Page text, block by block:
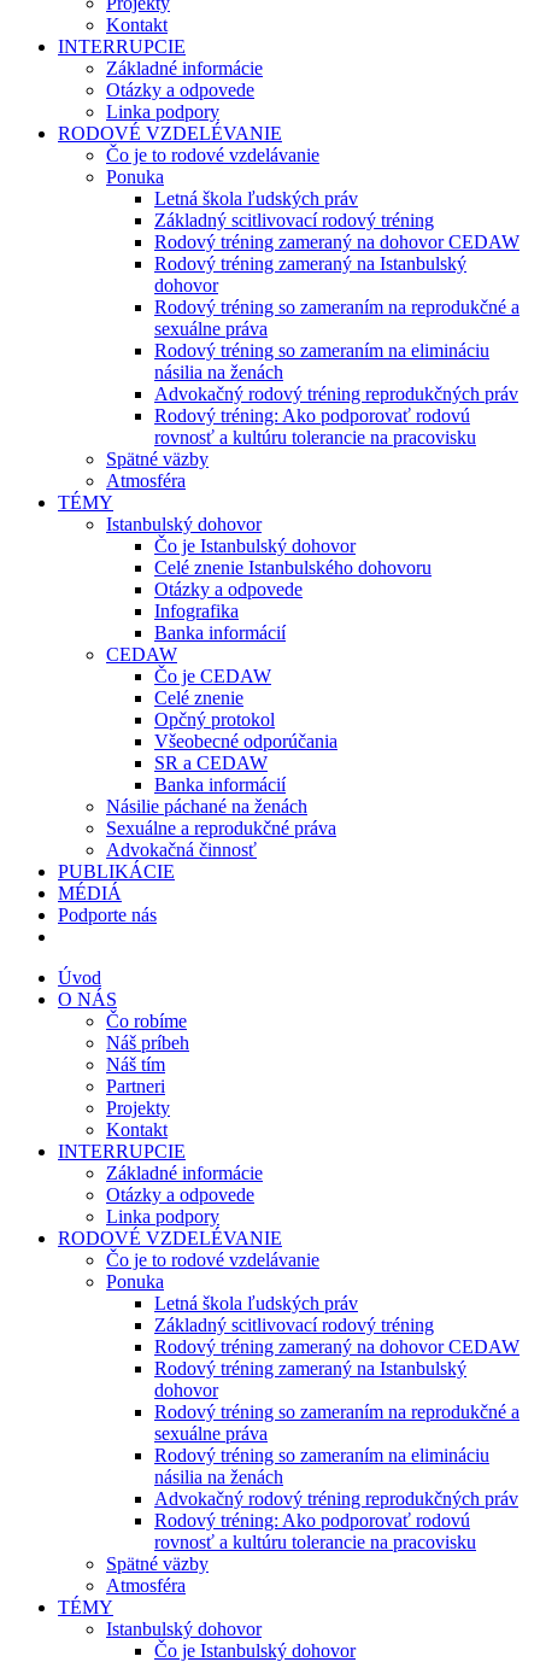
Kontakt
INTERRUPCIE
Základné informácie
Otázky a odpovede
Linka podpory
RODOVÉ VZDELÉVANIE
Čo je to rodové vzdelávanie
Ponuka
Letná škola ľudských práv
Základný scitlivovací rodový tréning
Rodový tréning zameraný na dohovor CEDAW
Rodový tréning zameraný na Istanbulský
dohovor
Rodový tréning so zameraním na reprodukčné a
sexuálne práva
Rodový tréning so zameraním na elimináciu
násilia na ženách
Advokačný rodový tréning reprodukčných práv
Rodový tréning: Ako podporovať rodovú
rovnosť a kultúru tolerancie na pracovisku
Spätné väzby
Atmosféra
TÉMY
Istanbulský dohovor
Čo je Istanbulský dohovor
Celé znenie Istanbulského dohovoru
Otázky a odpovede
Infografika
Banka informácií
CEDAW
Čo je CEDAW
Celé znenie
Opčný protokol
Všeobecné odporúčania
SR a CEDAW
Banka informácií
Násilie páchané na ženách
Sexuálne a reprodukčné práva
Advokačná činnosť
PUBLIKÁCIE
MÉDIÁ
Podporte nás
Úvod
O NÁS
Čo robíme
Náš príbeh
Náš tím
Partneri
Projekty
Kontakt
INTERRUPCIE
Základné informácie
Otázky a odpovede
Linka podpory
RODOVÉ VZDELÉVANIE
Čo je to rodové vzdelávanie
Ponuka
Letná škola ľudských práv
Základný scitlivovací rodový tréning
Rodový tréning zameraný na dohovor CEDAW
Rodový tréning zameraný na Istanbulský
dohovor
Rodový tréning so zameraním na reprodukčné a
sexuálne práva
Rodový tréning so zameraním na elimináciu
násilia na ženách
Advokačný rodový tréning reprodukčných práv
Rodový tréning: Ako podporovať rodovú
rovnosť a kultúru tolerancie na pracovisku
Spätné väzby
Atmosféra
TÉMY
Istanbulský dohovor
Čo je Istanbulský dohovor